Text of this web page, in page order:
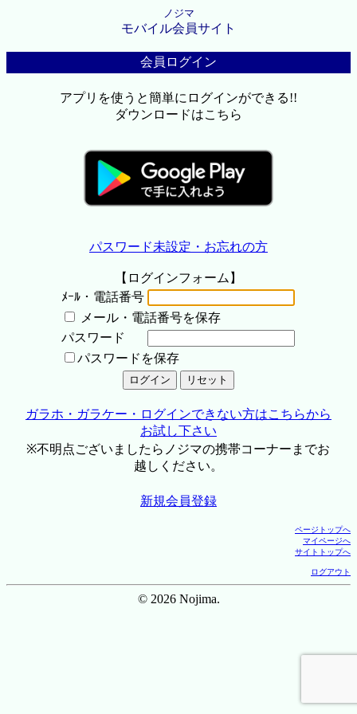
ノジマ
モバイル会員サイト
会員ログイン
アプリを使うと簡単にログインができる!!
ダウンロードはこちら
パスワード未設定・お忘れの方
【ログインフォーム】
ﾒｰﾙ・電話番号
メール・電話番号を保存
パスワード
パスワードを保存
ガラホ・ガラケー・ログインできない方はこちらから
お試し下さい
※不明点ございましたらノジマの携帯コーナーまでお
越しください。
新規会員登録
ページトップへ
マイページへ
サイトトップへ
ログアウト
© 2026 Nojima.